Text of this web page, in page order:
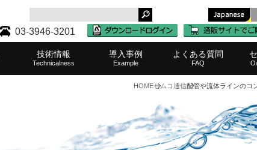
技術情報
Technicalness
導入事例
Example
表面処理
半導体・液晶
水処理
水産業
その他
よくある質問
FAQ
水質測定器
ケミカルポンプ
攪拌機
中和装置
タンク・レベル計
水耕栽培機
濾過（ろ過）器
その他製品
取扱製品・範囲
ご購入・窓口
業務範囲
サポート・メンテナン
03-3946-3201
HOMEセムコ通信配管や流体ラインのコ